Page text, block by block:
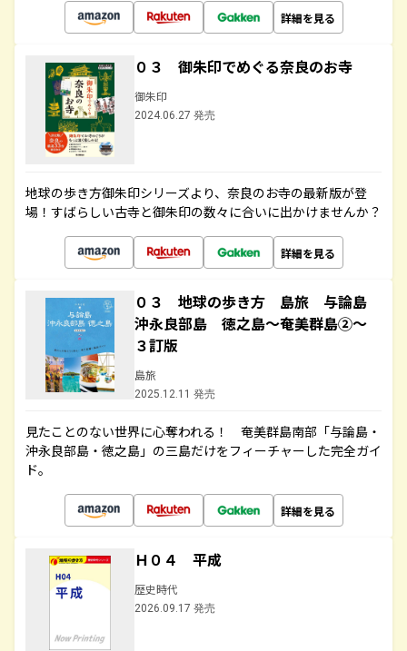
詳細を見る
０３ 御朱印でめぐる奈良のお寺
御朱印
2024.06.27 発売
地球の歩き方御朱印シリーズより、奈良のお寺の最新版が登
場！すばらしい古寺と御朱印の数々に合いに出かけませんか？
詳細を見る
０３ 地球の歩き方 島旅 与論島
沖永良部島 徳之島～奄美群島②～
３訂版
島旅
2025.12.11 発売
見たことのない世界に心奪われる！ 奄美群島南部「与論島・
沖永良部島・徳之島」の三島だけをフィーチャーした完全ガイ
ド。
詳細を見る
Ｈ０４ 平成
歴史時代
2026.09.17 発売